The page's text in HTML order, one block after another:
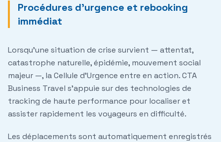
Procédures d'urgence et rebooking
immédiat
Lorsqu'une situation de crise survient — attentat,
catastrophe naturelle, épidémie, mouvement social
majeur —, la Cellule d'Urgence entre en action. CTA
Business Travel s'appuie sur des technologies de
tracking de haute performance pour localiser et
assister rapidement les voyageurs en difficulté.
Les déplacements sont automatiquement enregistrés